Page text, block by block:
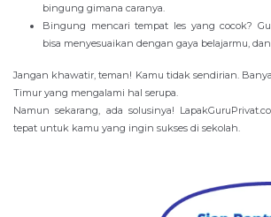
bingung gimana caranya.
Bingung mencari tempat les yang cocok?
bisa menyesuaikan dengan gaya belajarmu,
Jangan khawatir, teman! Kamu tidak sendirian.
Timur yang mengalami hal serupa.
Namun sekarang, ada solusinya!
tepat untuk kamu yang ingin sukses di sekolah.